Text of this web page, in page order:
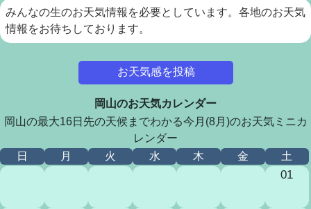
みんなの生のお天気情報を必要としています。各地のお天気
情報をお待ちしております。
お天気感を投稿
岡山のお天気カレンダー
岡山の最大16日先の天候までわかる今月(8月)のお天気ミニカ
レンダー
日
月 火 水 木 金 土
01